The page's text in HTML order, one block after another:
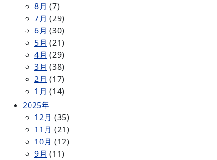
8月 (7)
7月 (29)
6月 (30)
5月 (21)
4月 (29)
3月 (38)
2月 (17)
1月 (14)
2025年
12月 (35)
11月 (21)
10月 (12)
9月 (11)